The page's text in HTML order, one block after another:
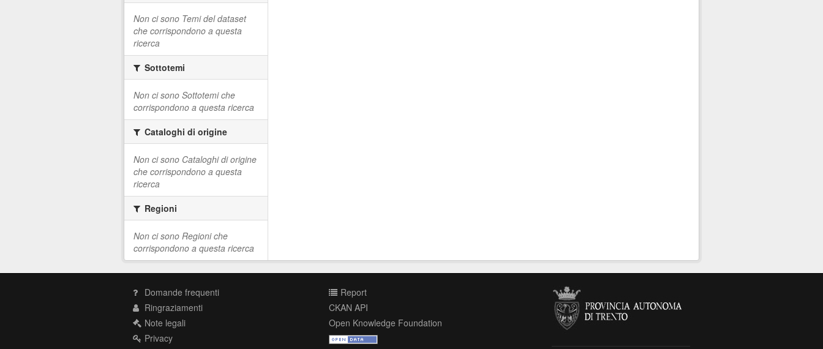
Non ci sono Temi del dataset
che corrispondono a questa
ricerca
Sottotemi
Non ci sono Sottotemi che
corrispondono a questa ricerca
Cataloghi di origine
Non ci sono Cataloghi di origine
che corrispondono a questa
ricerca
Regioni
Non ci sono Regioni che
corrispondono a questa ricerca
Domande frequenti
Ringraziamenti
Note legali
Privacy
Report
CKAN API
Open Knowledge Foundation